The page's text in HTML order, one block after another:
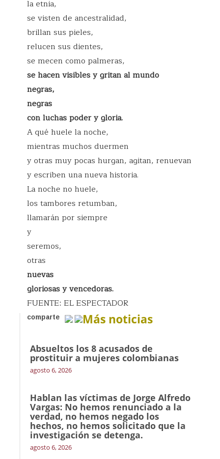
la etnia,
se visten de ancestralidad,
brillan sus pieles,
relucen sus dientes,
se mecen como palmeras,
se hacen visibles y gritan al mundo
negras,
negras
con luchas poder y gloria.
A qué huele la noche,
mientras muchos duermen
y otras muy pocas hurgan, agitan, renuevan
y escriben una nueva historia.
La noche no huele,
los tambores retumban,
llamarán por siempre
y
seremos,
otras
nuevas
gloriosas y vencedoras.
FUENTE: EL ESPECTADOR
comparte Más noticias
Absueltos los 8 acusados de
prostituir a mujeres colombianas
agosto 6, 2026
Hablan las víctimas de Jorge Alfredo
Vargas: No hemos renunciado a la
verdad, no hemos negado los
hechos, no hemos solicitado que la
investigación se detenga.
agosto 6, 2026